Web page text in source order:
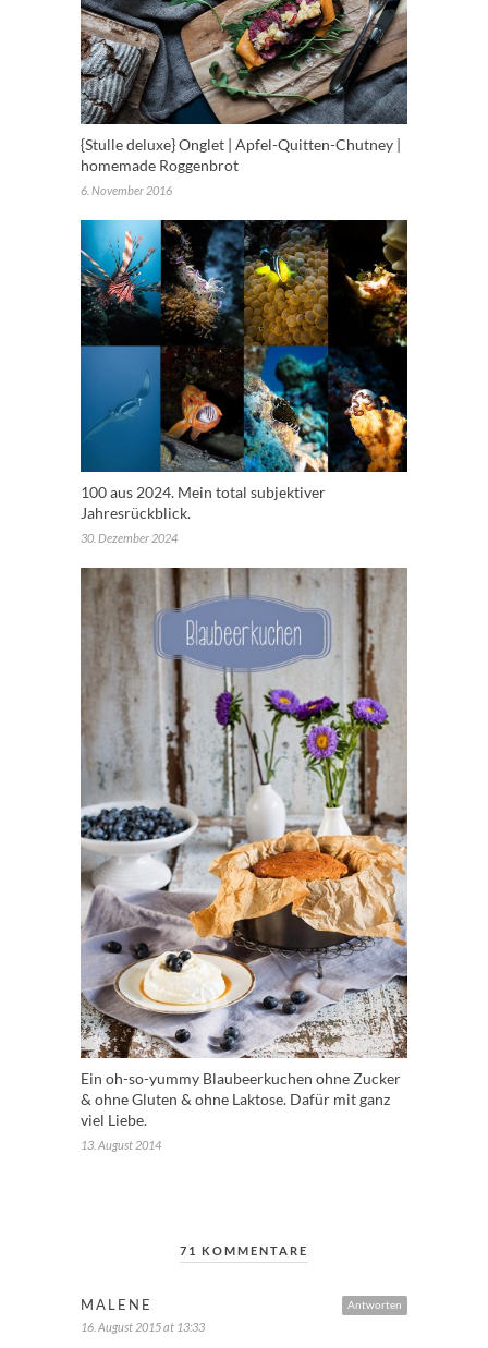
{Stulle deluxe} Onglet | Apfel-Quitten-Chutney |
homemade Roggenbrot
6. November 2016
100 aus 2024. Mein total subjektiver
Jahresrückblick.
30. Dezember 2024
Ein oh-so-yummy Blaubeerkuchen ohne Zucker
& ohne Gluten & ohne Laktose. Dafür mit ganz
viel Liebe.
13. August 2014
71 KOMMENTARE
Antworten
MALENE
16. August 2015 at 13:33